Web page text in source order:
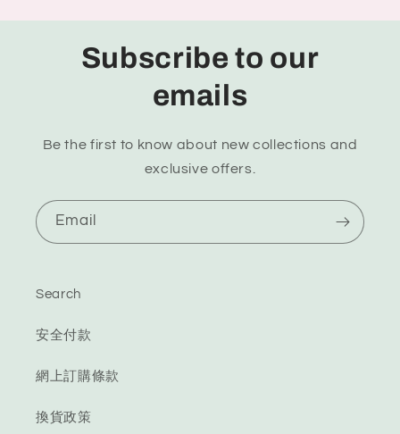
Subscribe to our
emails
Be the first to know about new collections and
exclusive offers.
Email
Search
安全付款
網上訂購條款
換貨政策